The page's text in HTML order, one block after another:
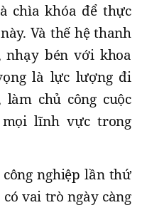
chìa khóa để thực
Và thế hệ thanh
nhạy bén với khoa
là lực lượng đi
chủ công cuộc
lĩnh vực trong
công nghiệp lần thứ
vai trò ngày càng